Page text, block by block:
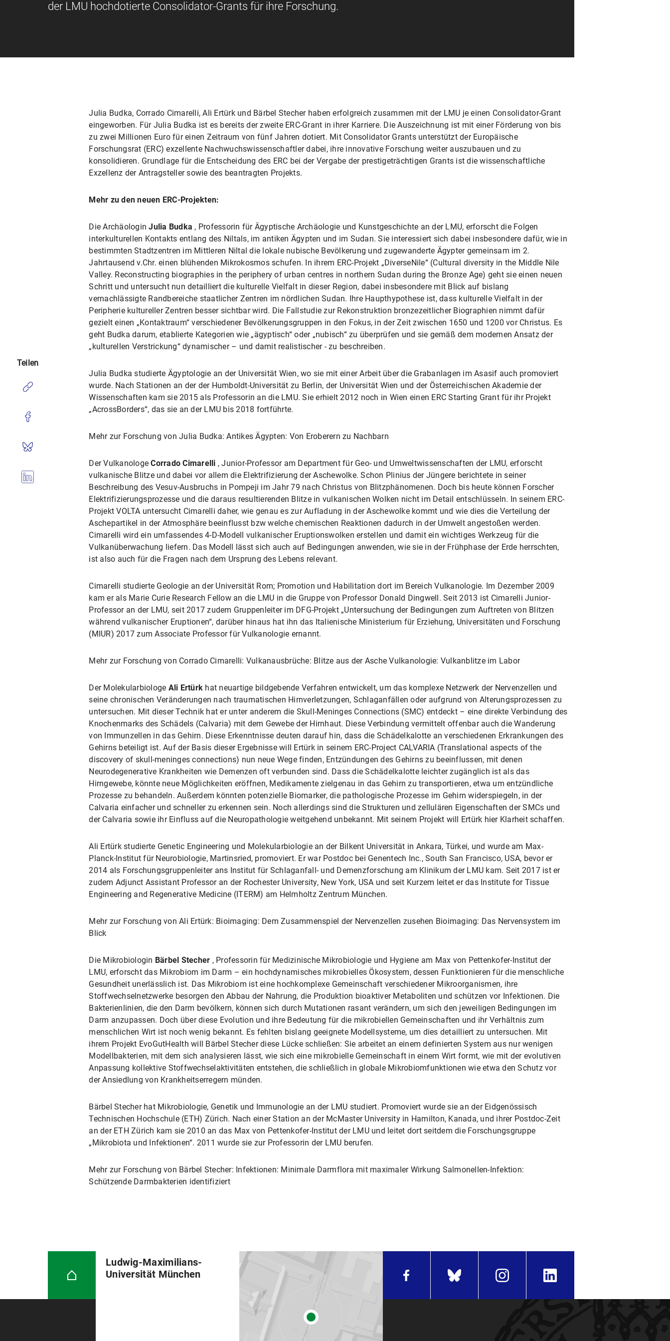
der LMU hochdotierte Consolidator-Grants für ihre Forschung.
Julia Budka, Corrado Cimarelli, Ali Ertürk und Bärbel Stecher haben erfolgreich zusammen mit der LMU je einen Consolidator-Grant
eingeworben. Für Julia Budka ist es bereits der zweite ERC-Grant in ihrer Karriere. Die Auszeichnung ist mit einer Förderung von bis
zu zwei Millionen Euro für einen Zeitraum von fünf Jahren dotiert. Mit Consolidator Grants unterstützt der Europäische
Forschungsrat (ERC) exzellente Nachwuchswissenschaftler dabei, ihre innovative Forschung weiter auszubauen und zu
konsolidieren. Grundlage für die Entscheidung des ERC bei der Vergabe der prestigeträchtigen Grants ist die wissenschaftliche
Exzellenz der Antragsteller sowie des beantragten Projekts.
Mehr zu den neuen ERC-Projekten:
Die ArchäologinJulia Budka , Professorin für Ägyptische Archäologie und Kunstgeschichte an der LMU, erforscht die Folgen
interkulturellen Kontakts entlang des Niltals, im antiken Ägypten und im Sudan. Sie interessiert sich dabei insbesondere dafür, wie in
bestimmten Stadtzentren im Mittleren Niltal die lokale nubische Bevölkerung und zugewanderte Ägypter gemeinsam im 2.
Jahrtausend v.Chr. einen blühenden Mikrokosmos schufen. In ihrem ERC-Projekt „DiverseNile“ (Cultural diversity in the Middle Nile
Valley. Reconstructing biographies in the periphery of urban centres in northern Sudan during the Bronze Age) geht sie einen neuen
Schritt und untersucht nun detailliert die kulturelle Vielfalt in dieser Region, dabei insbesondere mit Blick auf bislang
vernachlässigte Randbereiche staatlicher Zentren im nördlichen Sudan. Ihre Haupthypothese ist, dass kulturelle Vielfalt in der
Peripherie kultureller Zentren besser sichtbar wird. Die Fallstudie zur Rekonstruktion bronzezeitlicher Biographien nimmt dafür
gezielt einen „Kontaktraum“ verschiedener Bevölkerungsgruppen in den Fokus, in der Zeit zwischen 1650 und 1200 vor Christus. Es
geht Budka darum, etablierte Kategorien wie „ägyptisch“ oder „nubisch“ zu überprüfen und sie gemäß dem modernen Ansatz der
„kulturellen Verstrickung“ dynamischer – und damit realistischer - zu beschreiben.
Julia Budka studierte Ägyptologie an der Universität Wien, wo sie mit einer Arbeit über die Grabanlagen im Asasif auch promoviert
wurde. Nach Stationen an der der Humboldt-Universität zu Berlin, der Universität Wien und der Österreichischen Akademie der
Wissenschaften kam sie 2015 als Professorin an die LMU. Sie erhielt 2012 noch in Wien einen ERC Starting Grant für ihr Projekt
„AcrossBorders“, das sie an der LMU bis 2018 fortführte.
Mehr zur Forschung von Julia Budka: Antikes Ägypten: Von Eroberern zu Nachbarn
Der VulkanologeCorrado Cimarelli , Junior-Professor am Department für Geo- und Umweltwissenschaften der LMU, erforscht
vulkanische Blitze und dabei vor allem die Elektrifizierung der Aschewolke. Schon Plinius der Jüngere berichtete in seiner
Beschreibung des Vesuv-Ausbruchs in Pompeji im Jahr 79 nach Christus von Blitzphänomenen. Doch bis heute können Forscher
Elektrifizierungsprozesse und die daraus resultierenden Blitze in vulkanischen Wolken nicht im Detail entschlüsseln. In seinem ERC-
Projekt VOLTA untersucht Cimarelli daher, wie genau es zur Aufladung in der Aschewolke kommt und wie dies die Verteilung der
Aschepartikel in der Atmosphäre beeinflusst bzw welche chemischen Reaktionen dadurch in der Umwelt angestoßen werden.
Cimarelli wird ein umfassendes 4-D-Modell vulkanischer Eruptionswolken erstellen und damit ein wichtiges Werkzeug für die
Vulkanüberwachung liefern. Das Modell lässt sich auch auf Bedingungen anwenden, wie sie in der Frühphase der Erde herrschten,
ist also auch für die Fragen nach dem Ursprung des Lebens relevant.
Cimarelli studierte Geologie an der Universität Rom; Promotion und Habilitation dort im Bereich Vulkanologie. Im Dezember 2009
kam er als Marie Curie Research Fellow an die LMU in die Gruppe von Professor Donald Dingwell. Seit 2013 ist Cimarelli Junior-
Professor an der LMU, seit 2017 zudem Gruppenleiter im DFG-Projekt „Untersuchung der Bedingungen zum Auftreten von Blitzen
während vulkanischer Eruptionen“, darüber hinaus hat ihn das Italienische Ministerium für Erziehung, Universitäten und Forschung
(MIUR) 2017 zum Associate Professor für Vulkanologie ernannt.
Mehr zur Forschung von Corrado Cimarelli: Vulkanausbrüche: Blitze aus der Asche Vulkanologie: Vulkanblitze im Labor
Der Molekularbiologe Ali Ertürk hat neuartige bildgebende Verfahren entwickelt, um das komplexe Netzwerk der Nervenzellen und
seine chronischen Veränderungen nach traumatischen Hirnverletzungen, Schlaganfällen oder aufgrund von Alterungsprozessen zu
untersuchen. Mit dieser Technik hat er unter anderem die Skull-Meninges Connections (SMC) entdeckt – eine direkte Verbindung des
Knochenmarks des Schädels (Calvaria) mit dem Gewebe der Hirnhaut. Diese Verbindung vermittelt offenbar auch die Wanderung
von Immunzellen in das Gehirn. Diese Erkenntnisse deuten darauf hin, dass die Schädelkalotte an verschiedenen Erkrankungen des
Gehirns beteiligt ist. Auf der Basis dieser Ergebnisse will Ertürk in seinem ERC-Project CALVARIA (Translational aspects of the
discovery of skull-meninges connections) nun neue Wege finden, Entzündungen des Gehirns zu beeinflussen, mit denen
Neurodegenerative Krankheiten wie Demenzen oft verbunden sind. Dass die Schädelkalotte leichter zugänglich ist als das
Hirngewebe, könnte neue Möglichkeiten eröffnen, Medikamente zielgenau in das Gehirn zu transportieren, etwa um entzündliche
Prozesse zu behandeln. Außerdem könnten potenzielle Biomarker, die pathologische Prozesse im Gehirn widerspiegeln, in der
Calvaria einfacher und schneller zu erkennen sein. Noch allerdings sind die Strukturen und zellulären Eigenschaften der SMCs und
der Calvaria sowie ihr Einfluss auf die Neuropathologie weitgehend unbekannt. Mit seinem Projekt will Ertürk hier Klarheit schaffen.
Ali Ertürk studierte Genetic Engineering und Molekularbiologie an der Bilkent Universität in Ankara, Türkei, und wurde am Max-
Planck-Institut für Neurobiologie, Martinsried, promoviert. Er war Postdoc bei Genentech Inc., South San Francisco, USA, bevor er
2014 als Forschungsgruppenleiter ans Institut für Schlaganfall- und Demenzforschung am Klinikum der LMU kam. Seit 2017 ist er
zudem Adjunct Assistant Professor an der Rochester University, New York, USA und seit Kurzem leitet er das Institute for Tissue
Engineering and Regenerative Medicine (ITERM) am Helmholtz Zentrum München.
Mehr zur Forschung von Ali Ertürk: Bioimaging: Dem Zusammenspiel der Nervenzellen zusehen Bioimaging: Das Nervensystem im
Blick
Die Mikrobiologin Bärbel Stecher , Professorin für Medizinische Mikrobiologie und Hygiene am Max von Pettenkofer-Institut der
LMU, erforscht das Mikrobiom im Darm – ein hochdynamisches mikrobielles Ökosystem, dessen Funktionieren für die menschliche
Gesundheit unerlässlich ist. Das Mikrobiom ist eine hochkomplexe Gemeinschaft verschiedener Mikroorganismen, ihre
Stoffwechselnetzwerke besorgen den Abbau der Nahrung, die Produktion bioaktiver Metaboliten und schützen vor Infektionen. Die
Bakterienlinien, die den Darm bevölkern, können sich durch Mutationen rasant verändern, um sich den jeweiligen Bedingungen im
Darm anzupassen. Doch über diese Evolution und ihre Bedeutung für die mikrobiellen Gemeinschaften und ihr Verhältnis zum
menschlichen Wirt ist noch wenig bekannt. Es fehlten bislang geeignete Modellsysteme, um dies detailliert zu untersuchen. Mit
ihrem Projekt EvoGutHealth will Bärbel Stecher diese Lücke schließen: Sie arbeitet an einem definierten System aus nur wenigen
Modellbakterien, mit dem sich analysieren lässt, wie sich eine mikrobielle Gemeinschaft in einem Wirt formt, wie mit der evolutiven
Anpassung kollektive Stoffwechselaktivitäten entstehen, die schließlich in globale Mikrobiomfunktionen wie etwa den Schutz vor
der Ansiedlung von Krankheitserregern münden.
Bärbel Stecher hat Mikrobiologie, Genetik und Immunologie an der LMU studiert. Promoviert wurde sie an der Eidgenössisch
Technischen Hochschule (ETH) Zürich. Nach einer Station an der McMaster University in Hamilton, Kanada, und ihrer Postdoc-Zeit
an der ETH Zürich kam sie 2010 an das Max von Pettenkofer-Institut der LMU und leitet dort seitdem die Forschungsgruppe
„Mikrobiota und Infektionen“. 2011 wurde sie zur Professorin der LMU berufen.
Mehr zur Forschung von Bärbel Stecher: Infektionen: Minimale Darmflora mit maximaler Wirkung Salmonellen-Infektion:
Schützende Darmbakterien identifiziert
Teilen
Ludwig-Maximilians-
Universität München